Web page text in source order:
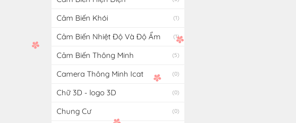
Cảm Biến Khói (1)
Cảm Biến Nhiệt Độ Và Độ Ẩm (1)
Cảm Biến Thông Minh (5)
Camera Thông Minh Icat (0)
Chữ 3D - logo 3D (0)
Chung Cư (0)